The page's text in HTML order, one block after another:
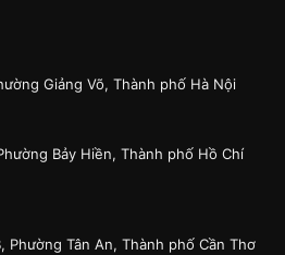
Giảng Võ, Thành phố Hà Nội
Bảy Hiền, Thành phố Hồ Chí
Phường Tân An, Thành phố Cần Thơ